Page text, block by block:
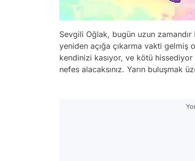
Sevgili Oğlak, bugün uzun zamandır
yeniden açığa çıkarma vakti gelmiş
kendinizi kasıyor, ve kötü hissediyor
nefes alacaksınız. Yarın buluşmak